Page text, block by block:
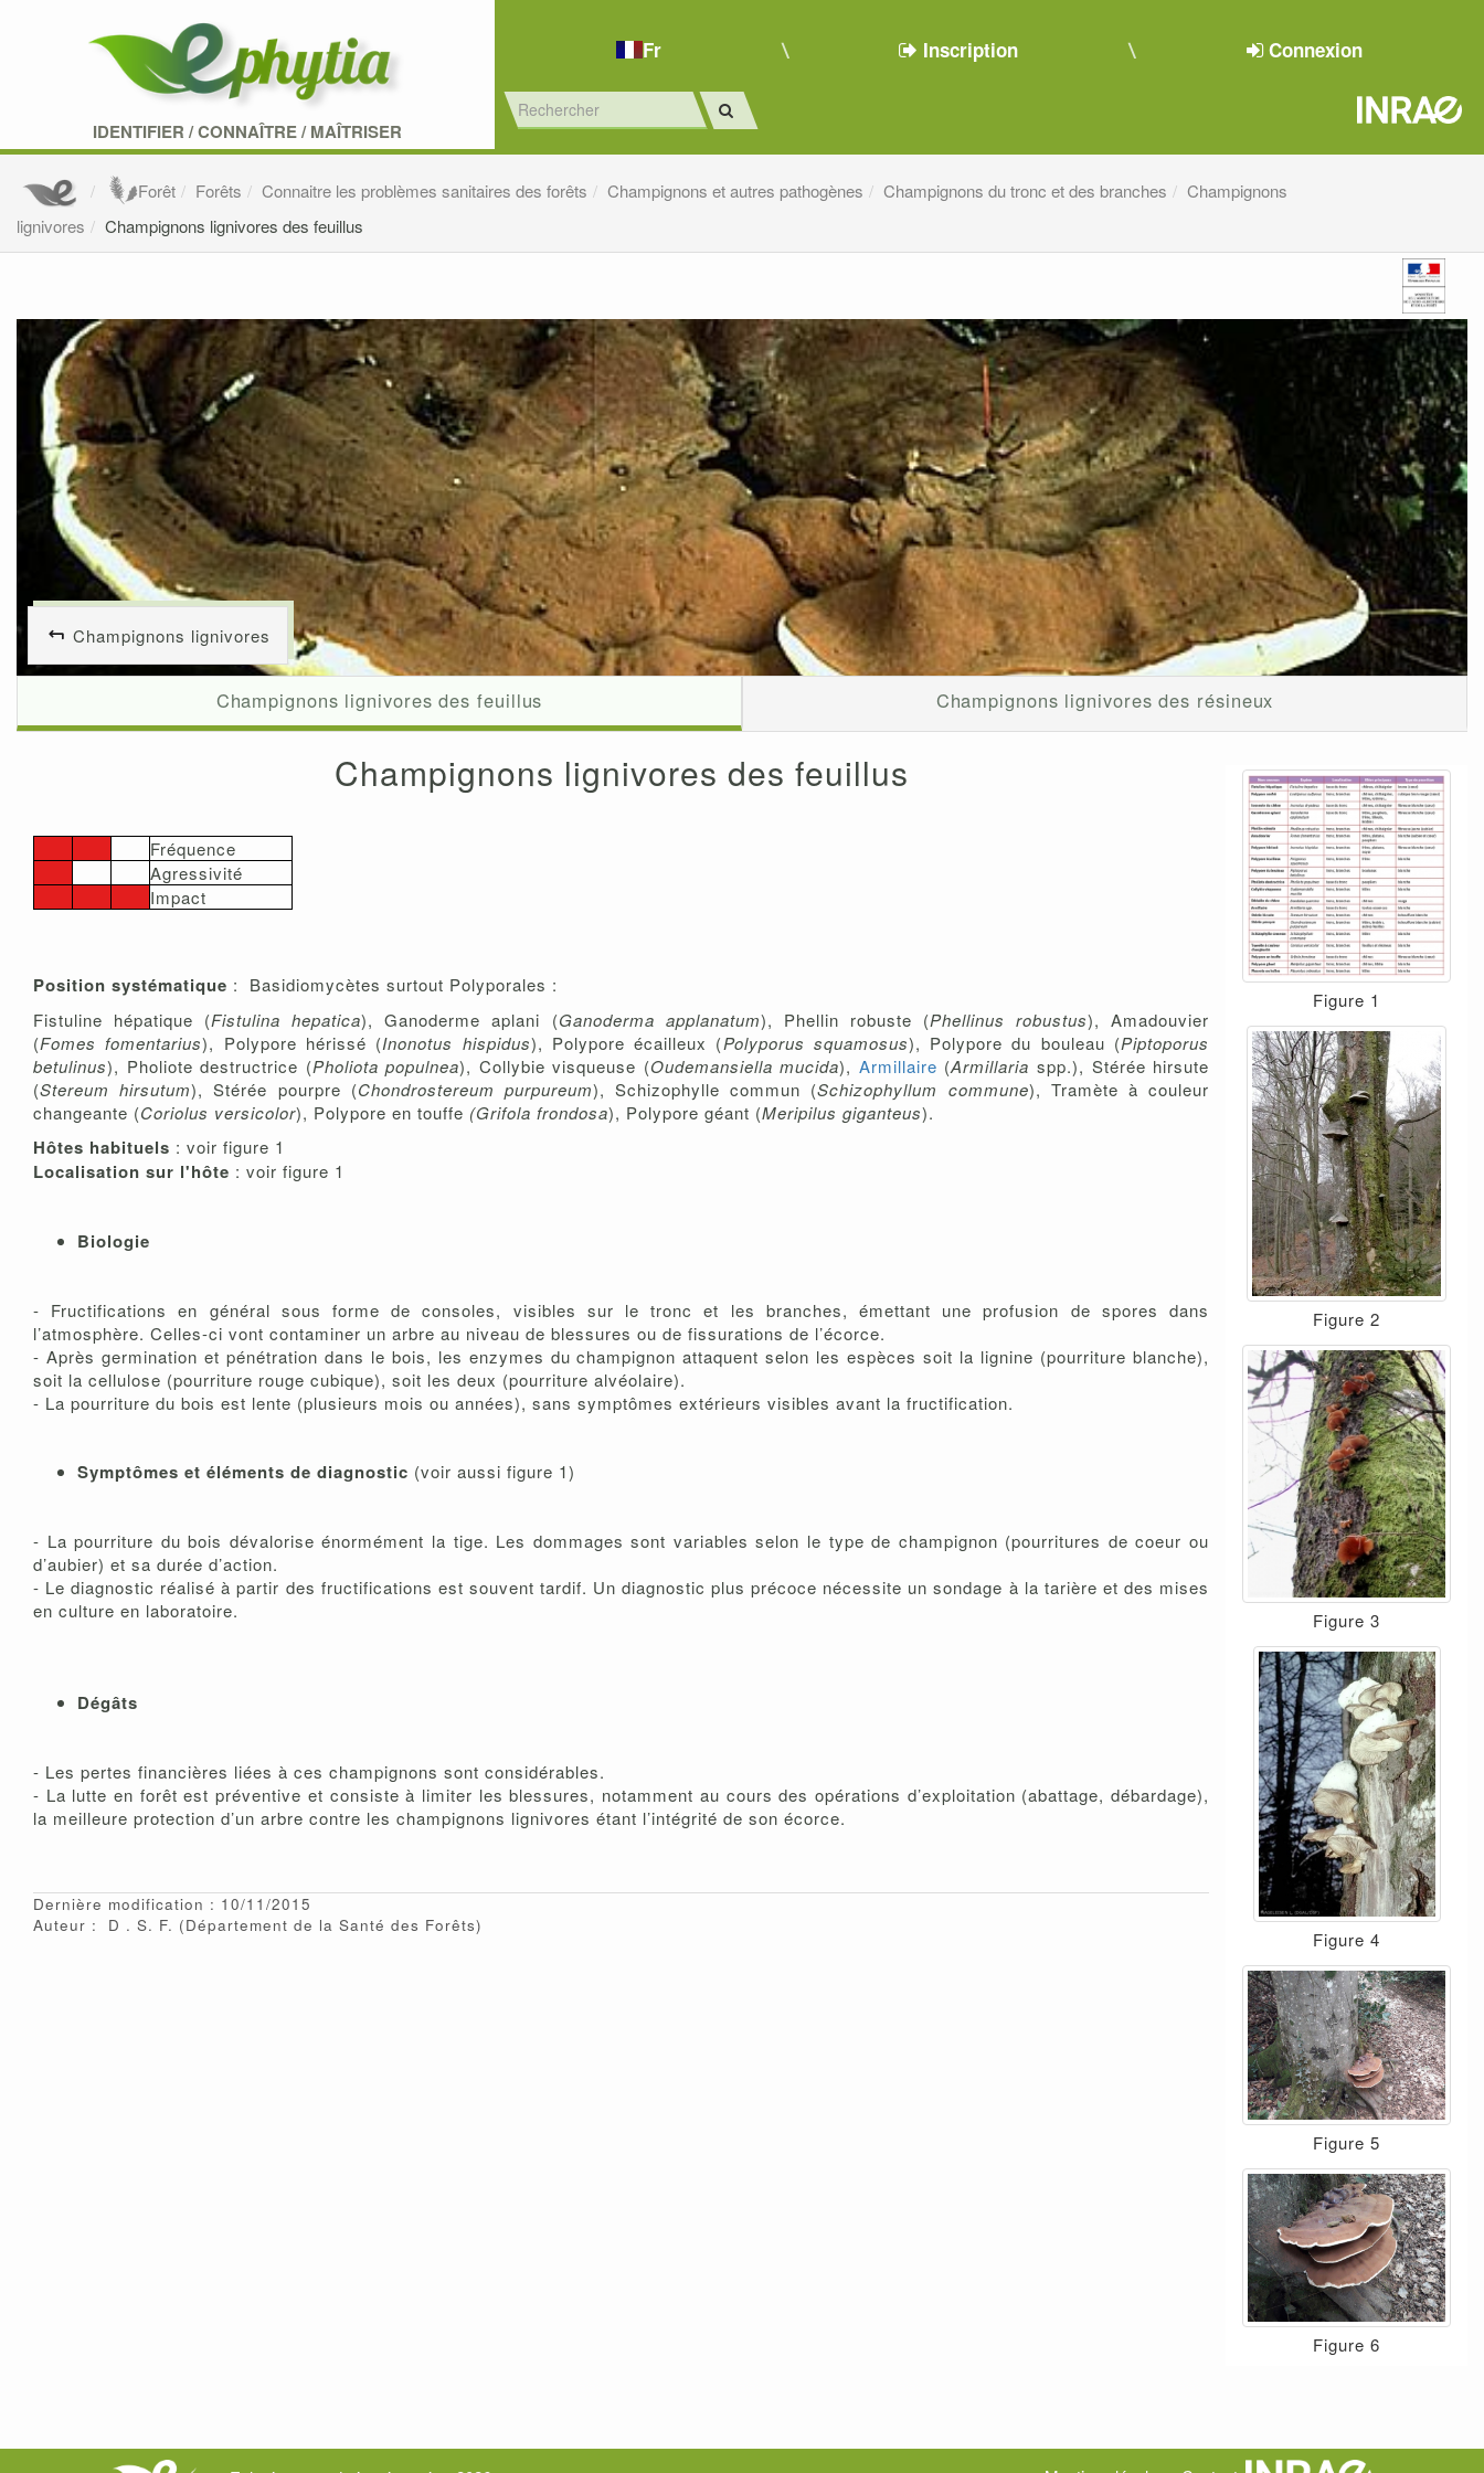
IDENTIFIER /CONNAÎTRE/MAÎTRISER
Fr Inscription Connexion
Forêt Forêts Connaitre les problèmes sanitaires des forêts Champignons et autres pathogènes Champignons du tronc et des branches
Champignons
lignivores
Champignons lignivores des feuillus
Champignons lignivores
Champignons lignivores des feuillus Champignons lignivores des résineux
Champignons lignivores des feuillus
Fréquence
Agressivité
Impact
Position systématique : Basidiomycètes surtout Polyporales :
Fistuline hépatique (Fistulina hepatica), Ganoderme aplani (Ganoderma applanatum), Phellin robuste (Phellinus robustus), Amadouvier
(Fomes fomentarius), Polypore hérissé (Inonotus hispidus), Polypore écailleux (Polyporus squamosus), Polypore du bouleau (Piptoporus
betulinus), Pholiote destructrice (Pholiota populnea), Collybie visqueuse (Oudemansiella mucida), Armillaire (Armillaria spp.), Stérée hirsute
(Stereum hirsutum), Stérée pourpre (Chondrostereum purpureum), Schizophylle commun (Schizophyllum commune), Tramète à couleur
changeante (Coriolus versicolor), Polypore en touffe (Grifola frondosa), Polypore géant (Meripilus giganteus).
Hôtes habituels : voir figure 1
Localisation sur l'hôte : voir figure 1
Biologie
- Fructifications en général sous forme de consoles, visibles sur le tronc et les branches, émettant une profusion de spores dans
l’atmosphère. Celles-ci vont contaminer un arbre au niveau de blessures ou de fissurations de l’écorce.
- Après germination et pénétration dans le bois, les enzymes du champignon attaquent selon les espèces soit la lignine (pourriture blanche),
soit la cellulose (pourriture rouge cubique), soit les deux (pourriture alvéolaire).
- La pourriture du bois est lente (plusieurs mois ou années), sans symptômes extérieurs visibles avant la fructification.
Symptômes et éléments de diagnostic (voir aussi figure 1)
- La pourriture du bois dévalorise énormément la tige. Les dommages sont variables selon le type de champignon (pourritures de coeur ou
d’aubier) et sa durée d’action.
- Le diagnostic réalisé à partir des fructifications est souvent tardif. Un diagnostic plus précoce nécessite un sondage à la tarière et des mises
en culture en laboratoire.
Dégâts
- Les pertes financières liées à ces champignons sont considérables.
- La lutte en forêt est préventive et consiste à limiter les blessures, notamment au cours des opérations d’exploitation (abattage, débardage),
la meilleure protection d’un arbre contre les champignons lignivores étant l’intégrité de son écorce.
Dernière modification : 10/11/2015
Auteur :
D S. F. (Département de la Santé des Forêts)
Figure 1
Figure 2
Figure 3
Figure 4
Figure 5
Figure 6